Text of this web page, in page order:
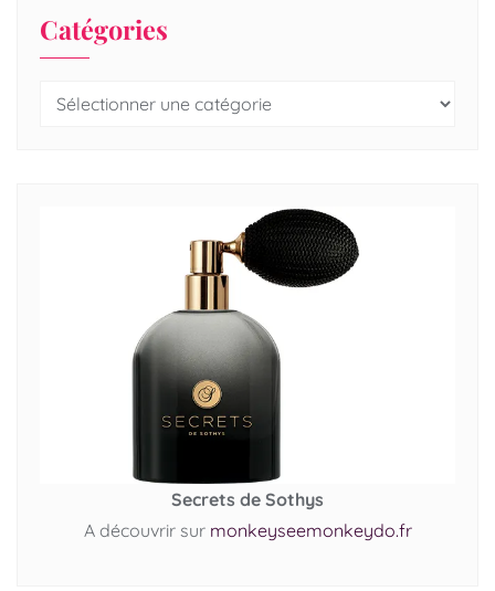
Catégories
Secrets de Sothys
A découvrir sur monkeyseemonkeydo.fr